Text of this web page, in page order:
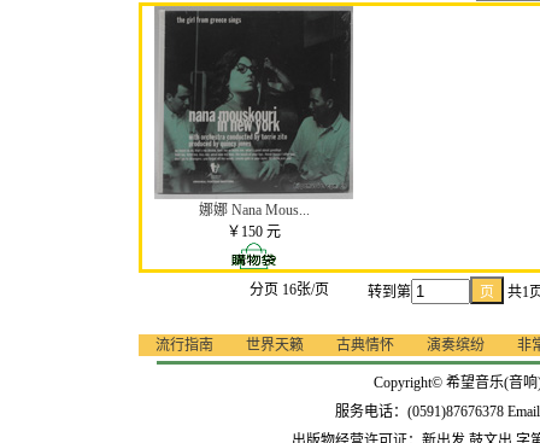
娜娜 Nana Mous...
￥150 元
分页 16张/页 转到第 共1
流行指南 世界天籁 古典情怀 演奏缤纷 非
Copyright© 希望音乐(音
服务电话：(0591)87676378